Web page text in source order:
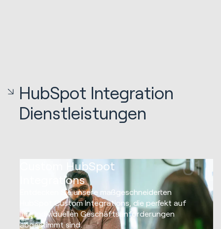
HubSpot Integration
Dienstleistungen
Custom HubSpot
Integrations
01
Entdecken Sie unsere maßgeschneiderten
HubSpot Custom Integrations, die perfekt auf
Ihre individuellen Geschäftsanforderungen
abgestimmt sind.